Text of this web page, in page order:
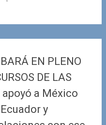
EN PLENO
DE LAS
apoyó a México
y